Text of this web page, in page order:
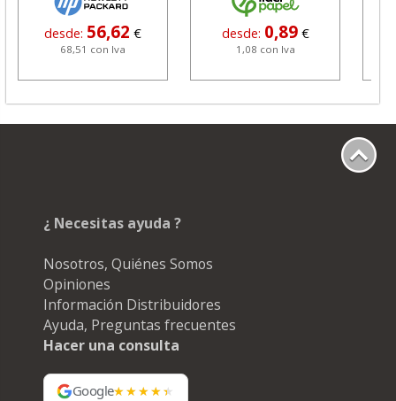
desde: 56,62 €
68,51 con Iva
desde: 0,89 €
1,08 con Iva
¿ Necesitas ayuda ?
Nosotros, Quiénes Somos
Opiniones
Información Distribuidores
Ayuda, Preguntas frecuentes
Hacer una consulta
Google